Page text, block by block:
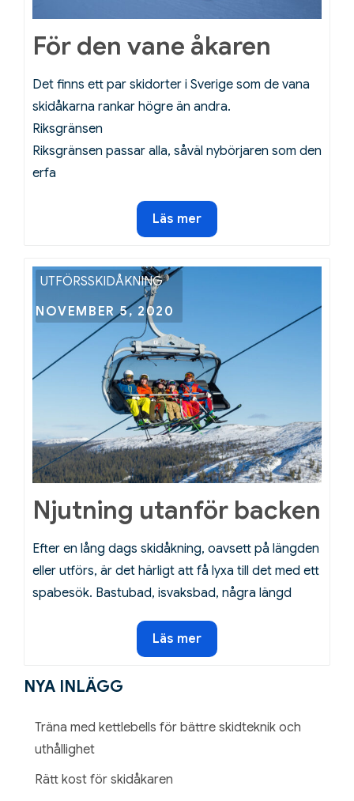
För den vane åkaren
Det finns ett par skidorter i Sverige som de vana
skidåkarna rankar högre än andra.
Riksgränsen
Riksgränsen passar alla, såväl nybörjaren som den
erfa
För
den
åkaren
Läs mer
UTFÖRSSKIDÅKNING
Posted
NOVEMBER 5, 2020
Njutning utanför backen
Efter en lång dags skidåkning, oavsett på längden
eller utförs, är det härligt att få lyxa till det med ett
spabesök. Bastubad, isvaksbad, några längd
Njutning
utanför
Läs mer
NYA INLÄGG
Träna med kettlebells för bättre skidteknik och
uthållighet
Rätt kost för skidåkaren